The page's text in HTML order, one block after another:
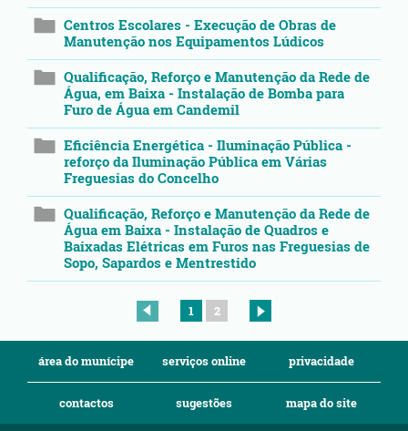
Centros Escolares - Execução de Obras de
Manutenção nos Equipamentos Lúdicos
Qualificação, Reforço e Manutenção da Rede de
Água, em Baixa - Instalação de Bomba para
Furo de Água em Candemil
Eficiência Energética - Iluminação Pública -
reforço da Iluminação Pública em Várias
Freguesias do Concelho
Qualificação, Reforço e Manutenção da Rede de
Água em Baixa - Instalação de Quadros e
Baixadas Elétricas em Furos nas Freguesias de
Sopo, Sapardos e Mentrestido
1 2
área do munícipe serviços online privacidade
contactos sugestões mapa do site